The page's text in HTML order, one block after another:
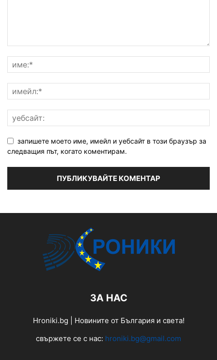
запишете моето име, имейл и уебсайт в този браузър за
следващия път, когато коментирам.
ЗА НАС
Hroniki.bg | Новините от България и света!
свържете се с нас: hroniki.bg@gmail.com